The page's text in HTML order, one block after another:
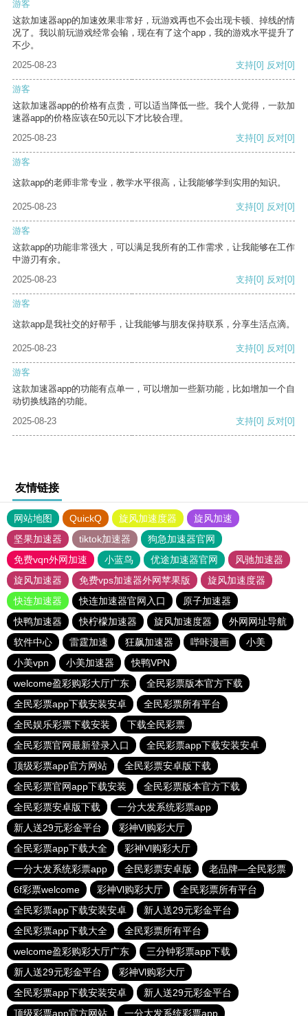
游客
这款加速器app的加速效果非常好，玩游戏再也不会出现卡顿、掉线的情
况了。我以前玩游戏经常会输，现在有了这个app，我的游戏水平提升了
不少。
2025-08-23
支持[0] 反对[0]
游客
这款加速器app的价格有点贵，可以适当降低一些。我个人觉得，一款加
速器app的价格应该在50元以下才比较合理。
2025-08-23
支持[0] 反对[0]
游客
这款app的老师非常专业，教学水平很高，让我能够学到实用的知识。
2025-08-23 支持[0] 反对[0]
游客
这款app的功能非常强大，可以满足我所有的工作需求，让我能够在工作
中游刃有余。
2025-08-23
支持[0] 反对[0]
游客
这款app是我社交的好帮手，让我能够与朋友保持联系，分享生活点滴。
2025-08-23 支持[0] 反对[0]
游客
这款加速器app的功能有点单一，可以增加一些新功能，比如增加一个自
动切换线路的功能。
2025-08-23
支持[0] 反对[0]
友情链接
网站地图 QuickQ 旋风加速度器
旋风加速
坚果加速器
tiktok加速器
狗急加速器官网
免费vqn外网加速
小蓝鸟 优途加速器官网
风驰加速器
旋风加速器
免费vps加速器外网苹果版
旋风加速度器
快连加速器
快连加速器官网入口
原子加速器
快鸭加速器
快柠檬加速器 旋风加速度器
外网网址导航
软件中心
雷霆加速 狂飙加速器 哔咔漫画
小美
小美vpn
小美加速器
快鸭VPN
welcome盈彩购彩大厅广东
全民彩票版本官方下载
全民彩票app下载安装安卓
全民彩票所有平台
全民娱乐彩票下载安装
下载全民彩票
全民彩票官网最新登录入口
全民彩票app下载安装安卓
顶级彩票app官方网站
全民彩票安卓版下载
全民彩票官网app下载安装
全民彩票版本官方下载
全民彩票安卓版下载
一分大发系统彩票app
新人送29元彩金平台
彩神Vl购彩大厅
全民彩票app下载大全
彩神Vl购彩大厅
一分大发系统彩票app
全民彩票安卓版
老品牌—全民彩票
6f彩票welcome
彩神Vl购彩大厅
全民彩票所有平台
全民彩票app下载安装安卓
新人送29元彩金平台
全民彩票app下载大全
全民彩票所有平台
welcome盈彩购彩大厅广东
三分钟彩票app下载
新人送29元彩金平台
彩神Vl购彩大厅
全民彩票app下载安装安卓
新人送29元彩金平台
顶级彩票app官方网站
一分大发系统彩票app